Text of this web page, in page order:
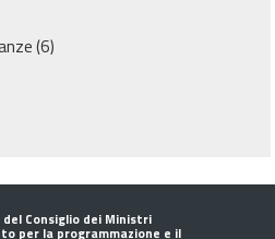
(6)
del Consiglio dei Ministri
per la programmazione e il